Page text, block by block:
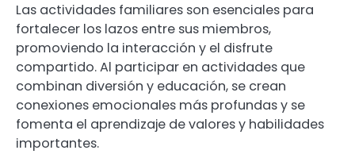
Las actividades familiares son esenciales para
fortalecer los lazos entre sus miembros,
promoviendo la interacción y el disfrute
compartido. Al participar en actividades que
combinan diversión y educación, se crean
conexiones emocionales más profundas y se
fomenta el aprendizaje de valores y habilidades
importantes.